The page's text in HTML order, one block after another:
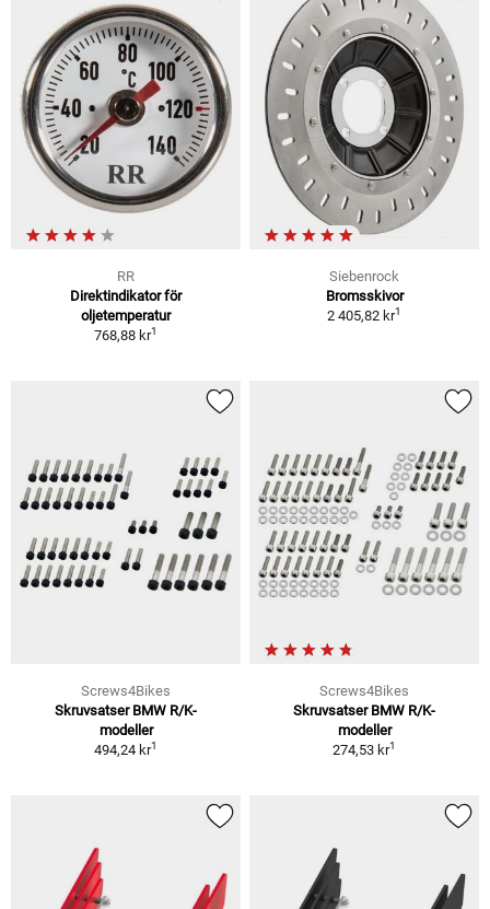
RR
Direktindikator för
oljetemperatur
768,88 kr1
Siebenrock
Bromsskivor
2 405,82 kr1
Screws4Bikes
Skruvsatser BMW R/K-
modeller
494,24 kr1
Screws4Bikes
Skruvsatser BMW R/K-
modeller
274,53 kr1